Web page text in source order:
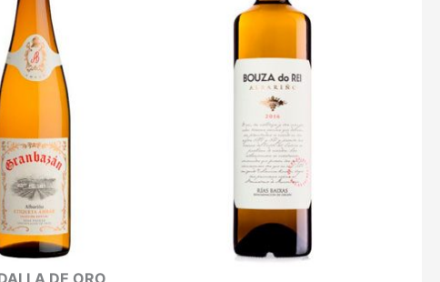
DE ORO